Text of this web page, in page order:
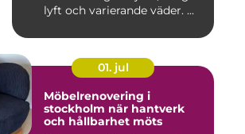
lyft och varierande väder. ...
01. jul
Möbelrenovering i
stockholm när hantverk
och hållbarhet möts